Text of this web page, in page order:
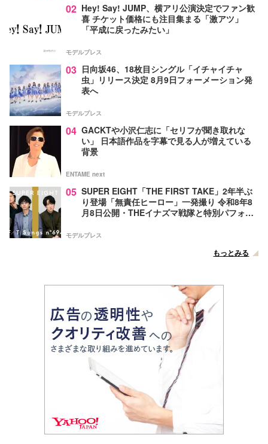
02 Hey! Say! JUMP、横アリ公演決定でファン歓
喜 チケット価格にも注目集まる「激アツ」
「平成に戻ったみたい」
モデルプレス
03 日向坂46、18枚目シングル「イチャイチャ
虫」リリース決定 8月9日フォーメーション発
表へ
モデルプレス
04 GACKTや小沢仁志に「セリフが聞き取れな
い」 日本語作品を字幕で見る人が増えている
背景
ENTAME next
05 SUPER EIGHT「THE FIRST TAKE」2年半ぶ
り登場「無責任ヒーロー」一発撮り 令和8年8
月8日公開・THEイナズマ戦隊と特別パフォー
モデルプレス
もっとみる